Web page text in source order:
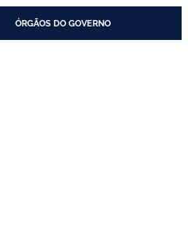
ÓRGÃOS DO GOVERNO